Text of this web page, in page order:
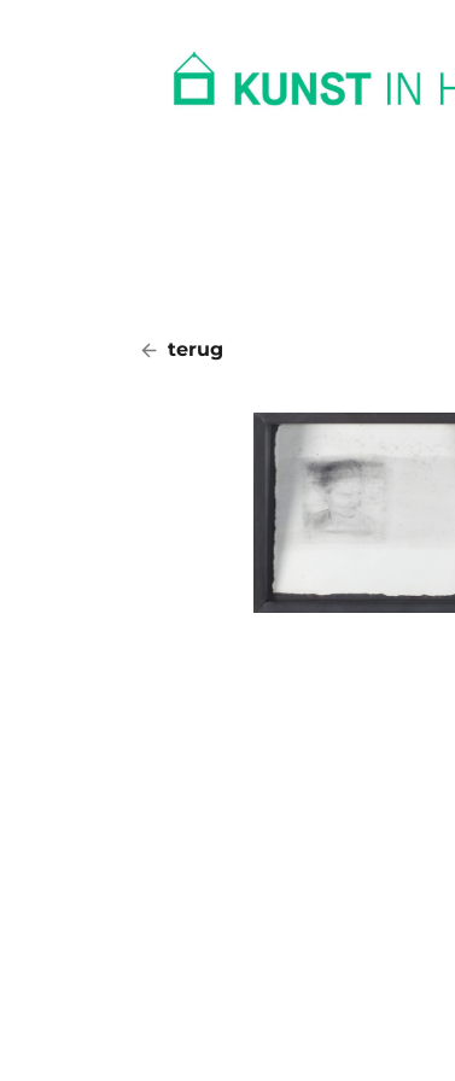
terug